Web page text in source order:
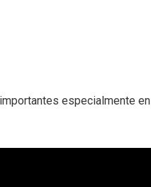
especialmente en